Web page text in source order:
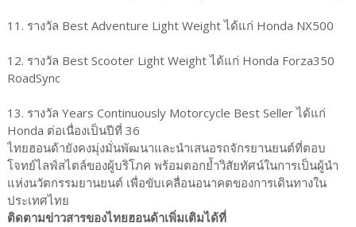
11. รางวัล Best Adventure Light Weight ได้แก่ Honda NX500
12. รางวัล Best Scooter Light Weight ได้แก่ Honda Forza350
RoadSync
13. รางวัล Years Continuously Motorcycle Best Seller ได้แก่
Honda ต่อเนื่องเป็นปีที่ 36
ไทยฮอนด้ายังคงมุ่งมั่นพัฒนาและนำเสนอรถจักรยานยนต์ที่ตอบ
โจทย์ไลฟ์สไตล์ของผู้บริโภค พร้อมตอกย้ำวิสัยทัศน์ในการเป็นผู้นำ
แห่งนวัตกรรมยานยนต์ เพื่อขับเคลื่อนอนาคตของการเดินทางใน
ประเทศไทย
ติดตามข่าวสารของไทยฮอนด้าเพิ่มเติมได้ที่